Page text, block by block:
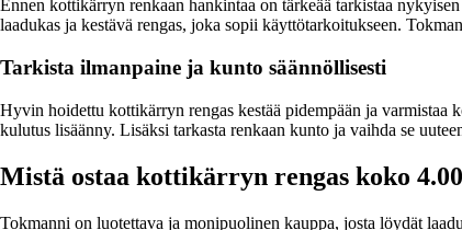
Ennen kottikärryn renkaan hankintaa on tärkeää tarkistaa
laadukas ja kestävä rengas, joka sopii käyttötarkoitukseen.
Tarkista ilmanpaine ja kunto säännöllisesti
Hyvin hoidettu kottikärryn rengas kestää pidempään ja varmistaa
kulutus lisäänny. Lisäksi tarkasta renkaan kunto ja vaihda se
Mistä ostaa kottikärryn rengas koko
Tokmanni on luotettava ja monipuolinen kauppa, josta löydät